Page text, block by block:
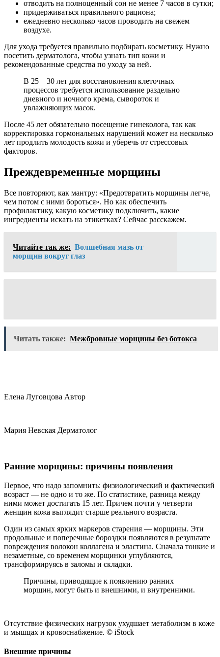
отводить на полноценный сон не менее 7 часов в сутки;
придерживаться правильного рациона;
ежедневно несколько часов проводить на свежем
воздухе.
Для ухода требуется правильно подбирать косметику. Нужно
посетить дерматолога, чтобы узнать тип кожи и
рекомендованные средства по уходу за ней.
В 25—30 лет для восстановления клеточных
процессов требуется использование раздельно
дневного и ночного крема, сывороток и
увлажняющих масок.
После 45 лет обязательно посещение гинеколога, так как
корректировка гормональных нарушений может на несколько
лет продлить молодость кожи и уберечь от стрессовых
факторов.
Преждевременные морщины
Все повторяют, как мантру: «Предотвратить морщины легче,
чем потом с ними бороться». Но как обеспечить
профилактику, какую косметику подключить, какие
ингредиенты искать на этикетках? Сейчас расскажем.
Читайте так же: Волшебная мазь от
морщин вокруг глаз
Читать также: Межбровные морщины без ботокса
Елена Луговцова Автор
Мария Невская Дерматолог
Ранние морщины: причины появления
Первое, что надо запомнить: физиологический и фактический
возраст — не одно и то же. По статистике, разница между
ними может достигать 15 лет. Причем почти у четверти
женщин кожа выглядит старше реального возраста.
Один из самых ярких маркеров старения — морщины. Эти
продольные и поперечные бороздки появляются в результате
повреждения волокон коллагена и эластина. Сначала тонкие и
незаметные, со временем морщинки углубляются,
трансформируясь в заломы и складки.
Причины, приводящие к появлению ранних
морщин, могут быть и внешними, и внутренними.
Отсутствие физических нагрузок ухудшает метаболизм в коже
и мышцах и кровоснабжение. © iStock
Внешние причины